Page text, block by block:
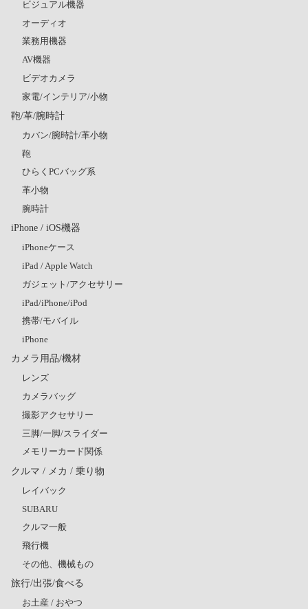
ビジュアル機器
オーディオ
業務用機器
AV機器
ビデオカメラ
家電/インテリア/小物
鞄/革/腕時計
カバン/腕時計/革小物
鞄
ひらくPCバッグ系
革小物
腕時計
iPhone / iOS機器
iPhoneケース
iPad / Apple Watch
ガジェット/アクセサリー
iPad/iPhone/iPod
携帯/モバイル
iPhone
カメラ用品/機材
レンズ
カメラバッグ
撮影アクセサリー
三脚/一脚/スライダー
メモリーカード関係
クルマ / メカ / 乗り物
レイバック
SUBARU
クルマ一般
飛行機
その他、機械もの
旅行/出張/食べる
お土産 / おやつ